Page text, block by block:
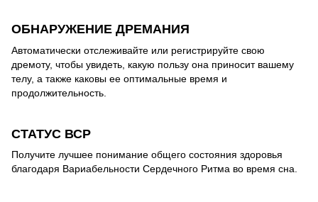
ОБНАРУЖЕНИЕ ДРЕМАНИЯ
Автоматически отслеживайте или регистрируйте свою
дремоту, чтобы увидеть, какую пользу она приносит вашему
телу, а также каковы ее оптимальные время и
продолжительность.
СТАТУС ВСР
Получите лучшее понимание общего состояния здоровья
благодаря Вариабельности Сердечного Ритма во время сна.